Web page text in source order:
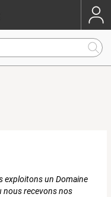
exploitons un Domaine
nous recevons nos